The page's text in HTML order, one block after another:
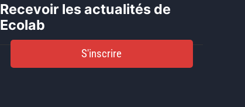
Recevoir les actualités de
Ecolab
S'inscrire